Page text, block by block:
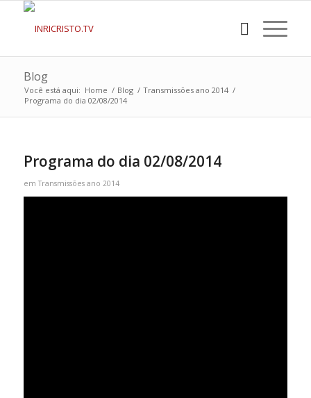
Blog
Você está aqui: Home / Blog / Transmissões ano 2014 /
Programa do dia 02/08/2014
Programa do dia 02/08/2014
emTransmissões ano 2014